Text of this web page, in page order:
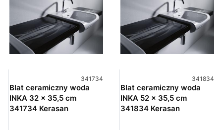
Kod produktu
341734
Blat ceramiczny woda
INKA 32 x 35,5 cm
341734 Kerasan
Kod
341834
Blat ceramiczny woda
INKA 52 x 35,5 cm
341834 Kerasan